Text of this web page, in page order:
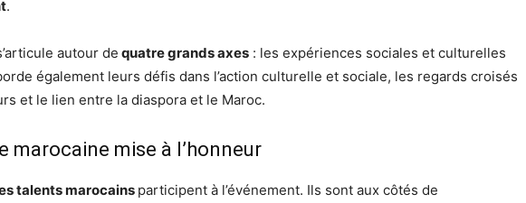
.
autour de quatre grands axes : les expériences sociales et culturelles
également leurs défis dans l’action culturelle et sociale, les regards croisés
et le lien entre la diaspora et le Maroc.
marocaine mise à l’honneur
talents marocains participent à l’événement. Ils sont aux côtés de